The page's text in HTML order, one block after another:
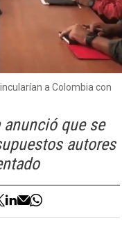
a Colombia con
anunció que se
autores